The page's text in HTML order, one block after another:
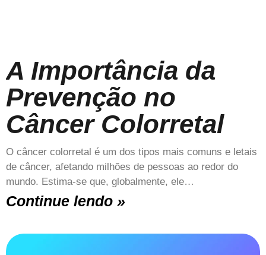
A Importância da
Prevenção no
Câncer Colorretal
O câncer colorretal é um dos tipos mais comuns e letais
de câncer, afetando milhões de pessoas ao redor do
mundo. Estima-se que, globalmente, ele…
Continue lendo »